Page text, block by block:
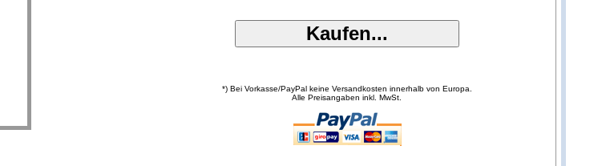
*) Bei Vorkasse/PayPal keine Versandkosten innerhalb von Europa.
Alle Preisangaben inkl. MwSt.